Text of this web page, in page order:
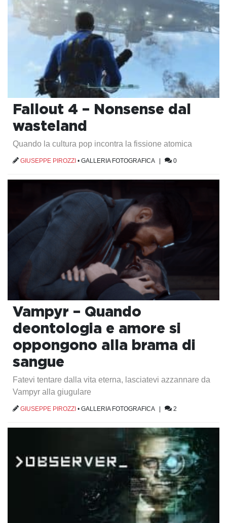
Fallout 4 – Nonsense dal
wasteland
Quando la cultura pop incontra la fissione atomica
GIUSEPPE PIROZZI • GALLERIA FOTOGRAFICA| 0
Vampyr – Quando
deontologia e amore si
oppongono alla brama di
sangue
Fatevi tentare dalla vita eterna, lasciatevi azzannare da
Vampyr alla giugulare
GIUSEPPE PIROZZI • GALLERIA FOTOGRAFICA| 2